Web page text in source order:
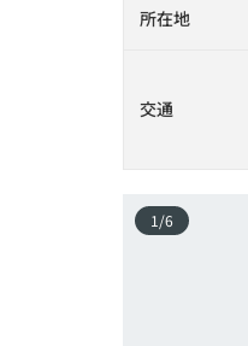
所在地
交通
1 /6